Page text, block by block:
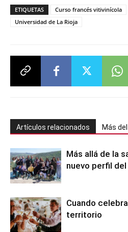
ETIQUETAS Curso francés vitivinícola
Universidad de La Rioja
Artículos relacionados Más
Más allá de la
nuevo perfil
Cuando
territorio